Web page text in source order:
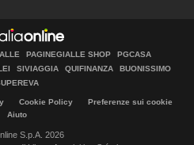
PAGINEGIALLE SHOP
PGCASA
SIVIAGGIA QUIFINANZA
BUONISSIMO
Cookie Policy
Preferenze sui cookie
Aiuto
S.p.A. 2026